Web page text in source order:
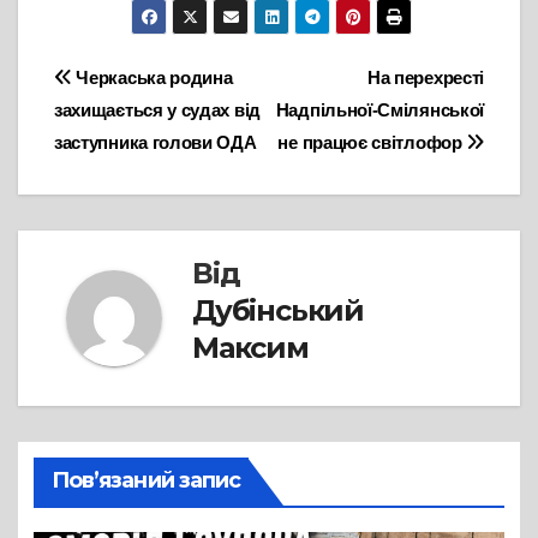
Навігація
записів
На перехресті
Надпільної-Смілянської
не працює світлофор
Черкаська родина
захищається у судах від
заступника голови ОДА
Від
Дубінський
Максим
Пов’язаний запис